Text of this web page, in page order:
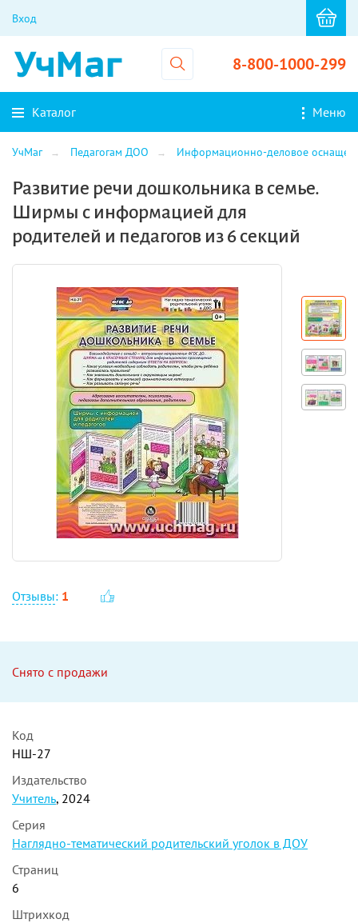
Вход
8-800-1000-299
Каталог Меню
УчМаг Педагогам ДОО Информационно-деловое
Развитие речи дошкольника в семье.
Ширмы с информацией для
родителей и педагогов из 6 секций
Отзывы: 1
Снято с продажи
Код
НШ-27
Издательство
Учитель, 2024
Серия
Наглядно-тематический родительский уголок в ДОУ
Страниц
6
Штрихкод